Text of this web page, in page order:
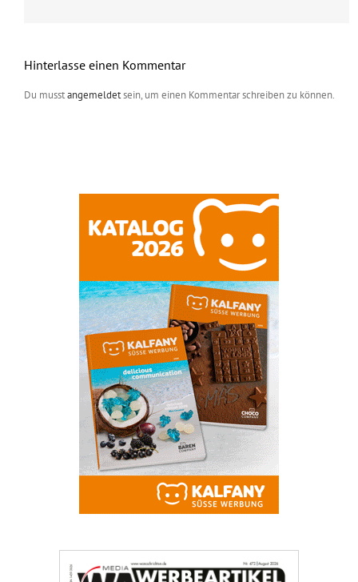
Hinterlasse einen Kommentar
Du musstangemeldetsein, um einen Kommentar schreiben zu können.